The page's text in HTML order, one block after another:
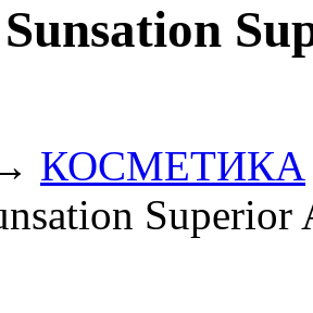
КОСМЕТИКА